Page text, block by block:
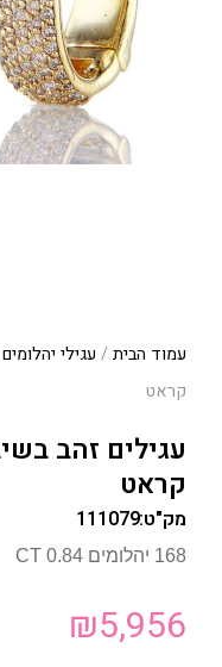
עמוד הבית/ עגילי יהלומים
קראט
קראט
מק"ט:111079
168 יהלומים 0.84 CT
₪5,956